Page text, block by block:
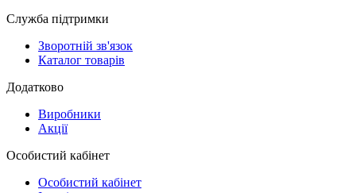
Служба підтримки
Зворотній зв'язок
Каталог товарів
Додатково
Виробники
Акції
Особистий кабінет
Особистий кабінет